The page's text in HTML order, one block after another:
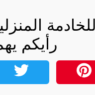
للخادمة
رأيكم